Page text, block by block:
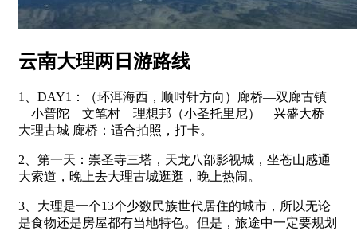
云南大理两日游路线
1、DAY1：（环洱海西，顺时针方向）廊桥—双廊古镇
—小普陀—文笔村—理想邦（小圣托里尼）—兴盛大桥—
大理古城 廊桥：适合拍照，打卡。
2、第一天：崇圣寺三塔，天龙八部影视城，坐苍山感通
大索道，晚上去大理古城逛逛，晚上热闹。
3、大理是一个13个少数民族世代居住的城市，所以无论
是食物还是房屋都有当地特色。但是，旅途中一定要规划